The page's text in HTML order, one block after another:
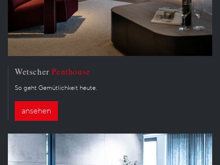
WetscherPenthouse
So geht Gemütlichkeit heute.
ansehen